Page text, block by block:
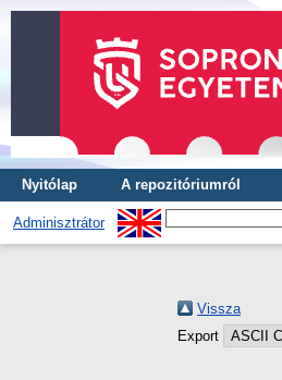
Nyitólap A repozitóriumról
Adminisztrátor
Vissza
Export